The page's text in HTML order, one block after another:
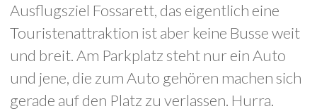
Ausflugsziel Fossarett, das eigentlich eine
Touristenattraktion ist aber keine Busse weit
und breit. Am Parkplatz steht nur ein Auto
und jene, die zum Auto gehören machen sich
gerade auf den Platz zu verlassen. Hurra.